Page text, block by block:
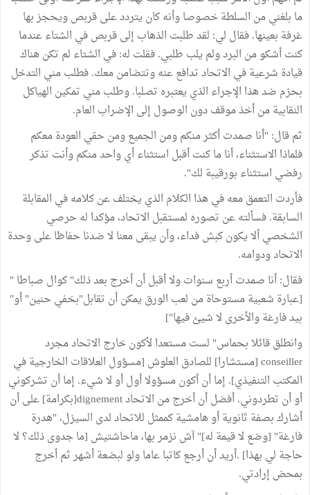
ما بلغني من السلطة خصوصا وأنه كان يتردد على قربص ويحجز بها
غرفة بعينها. فقال لي: لقد طلبت الذهاب إلى قربص في الشتاء عندما
كنت أشكو من البرد ولم يلب طلبي. فقلت له: في الشتاء لم تكن هناك
قيادة شرعية في الاتحاد تدافع عنه وتتضامن معك. فطلب مني التدخل
بحزم ضد هذا الإجراء الذي يعتبره تصلبا. وطلب مني تمكين الهياكل
النقابية من أخذ موقف دون الوصول إلى الإضراب العام.
ثم قال: "أنا صمدت أكثر منكم ومن الجميع ومن حقي العودة معكم
فلماذا الاستثناء، أنا ما كنت أقبل استثناء أي واحد منكم وأنت تذكر
رفضي استثناء بورقيبة لك".
فأردت التعمق معه في هذا الكلام الذي يختلف عن كلامه في المقابلة
السابقة. فسألته عن تصوره لمستقبل الاتحاد، مؤكدا له حرصي
الشخصي ألا يكون كبش فداء، وأن يبقى معنا لا ضدنا حفاظا على وحدة
الاتحاد ودوامه.
فقال: أنا صمدت أربع سنوات ولا أقبل أن أخرج بعد ذلك" كوال صباطا "
[عبارة شعبية مستوحاة من لعب الورق يمكن أن تقابل"بخفي حنين" أو"
بيد فارغة والأخرى لا شيئ فيها"]
وانطلق قائلا بحماس" لست مستعدا لأكون خارج الاتحاد مجرد
conseiller [مستشارا] للصادق العلوش [مسؤول العلاقات الخارجية في
المكتب التنفيذي]. إما أن أكون مسؤولا أول أو لا شيء. إما أن تشركوني
أو أن تطردوني. أفضل أن أخرج من الاتحاد dignement[بكرامة] على أن
أشارك بصفة ثانوية أو هامشية كممثل للاتحاد لدى السيزل، "هدرة
فارغة" [وضع لا قيمة له]" آش نزمر بها، ماحاشتيش [ما جدوى ذلك؟ لا
حاجة لي بهذا] .أريد أن أرجع كاتبا عاما ولو لبضعة أشهر ثم أخرج
بمحض إرادتي.